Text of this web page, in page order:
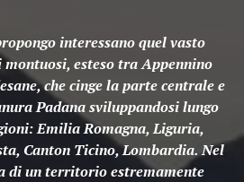
interessano quel vasto
esteso tra Appennino
che cinge la parte centrale e
Padana sviluppandosi lungo
Emilia Romagna, Liguria,
Canton Ticino, Lombardia. Nel
di un territorio estremamente